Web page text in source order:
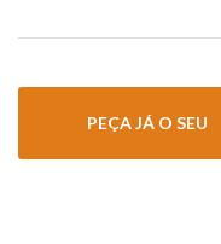
PEÇA JÁ O SEU